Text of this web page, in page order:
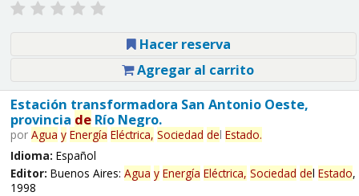
Hacer reserva
Agregar al carrito
Estación transformadora San Antonio Oeste,
provincia deRío Negro.
por Agua y Energía Eléctrica, Sociedad del Estado.
Idioma: Español
Editor: Buenos Aires: Agua y Energía Eléctrica, Sociedad del Estado,
1998